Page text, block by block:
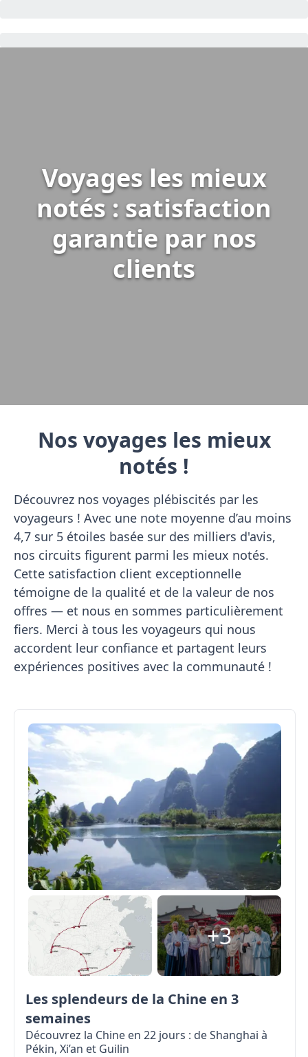
Voyages les mieux
notés : satisfaction
garantie par nos
clients
Nos voyages les mieux
notés !
Découvrez nos voyages plébiscités par les
voyageurs ! Avec une note moyenne d’au moins
4,7 sur 5 étoiles basée sur des milliers d'avis,
nos circuits figurent parmi les mieux notés.
Cette satisfaction client exceptionnelle
témoigne de la qualité et de la valeur de nos
offres — et nous en sommes particulièrement
fiers. Merci à tous les voyageurs qui nous
accordent leur confiance et partagent leurs
expériences positives avec la communauté !
+3
Les splendeurs de la Chine en 3
semaines
Découvrez la Chine en 22 jours : de Shanghai à
Pékin, Xi’an et Guilin